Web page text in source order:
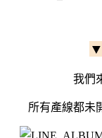
我們
所有產線都未